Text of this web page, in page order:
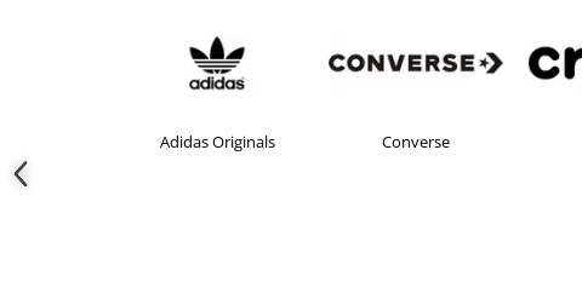
Converse crocs